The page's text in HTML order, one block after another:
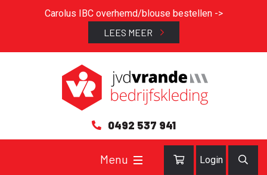
Carolus IBC overhemd/blouse bestellen ->
LEES MEER
0492 537 941
Login